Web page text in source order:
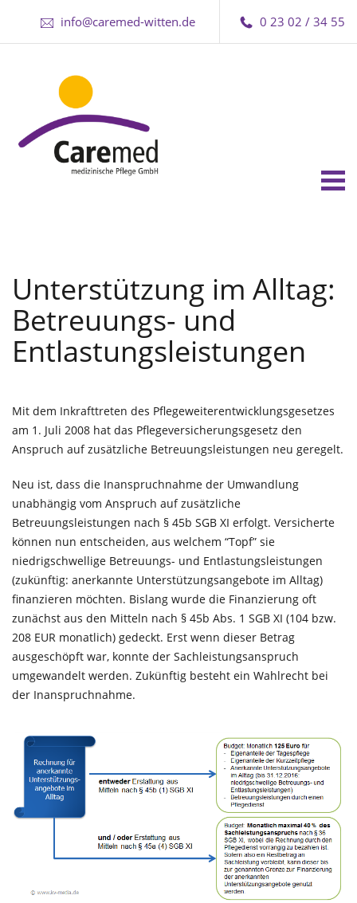
0 23 02 / 34 55
info@caremed-witten.de
Unterstützung im Alltag:
Betreuungs- und
Entlastungsleistungen
Mit dem Inkrafttreten des Pflegeweiterentwicklungsgesetzes
am 1. Juli 2008 hat das Pflegeversicherungsgesetz den
Anspruch auf zusätzliche Betreuungsleistungen neu geregelt.
Neu ist, dass die Inanspruchnahme der Umwandlung
unabhängig vom Anspruch auf zusätzliche
Betreuungsleistungen nach § 45b SGB XI erfolgt. Versicherte
können nun entscheiden, aus welchem “Topf” sie
niedrigschwellige Betreuungs- und Entlastungsleistungen
(zukünftig: anerkannte Unterstützungsangebote im Alltag)
finanzieren möchten. Bislang wurde die Finanzierung oft
zunächst aus den Mitteln nach § 45b Abs. 1 SGB XI (104 bzw.
208 EUR monatlich) gedeckt. Erst wenn dieser Betrag
ausgeschöpft war, konnte der Sachleistungsanspruch
umgewandelt werden. Zukünftig besteht ein Wahlrecht bei
der Inanspruchnahme.